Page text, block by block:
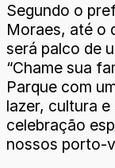
Segundo o
Moraes, até o
será palco de
“Chame sua
Parque com
lazer, cultura e
celebração
nossos porto-